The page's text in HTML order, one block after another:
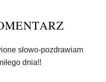
słowo-pozdrawiam
dnia!!